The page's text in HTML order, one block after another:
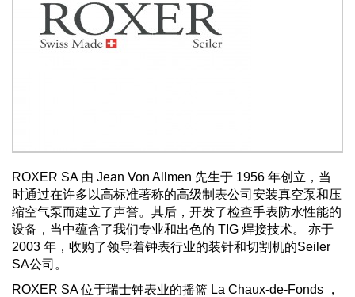
ROXER SA 由 Jean Von Allmen 先生于 1956 年创立，当
时通过在许多以高标准著称的高级制表公司安装真空泵和压
缩空气泵而建立了声誉。其后，开发了检查手表防水性能的
设备，当中蕴含了我们专业和出色的 TIG 焊接技术。 亦于
2003 年，收购了领导着钟表行业的装针和切割机的Seiler
SA公司。
ROXER SA 位于瑞士钟表业的摇篮 La Chaux-de-Fonds ，